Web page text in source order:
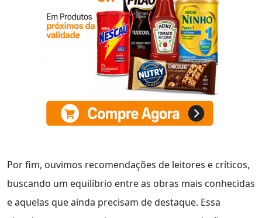
Por fim, ouvimos recomendações de leitores e críticos,
buscando um equilíbrio entre as obras mais conhecidas
e aquelas que ainda precisam de destaque. Essa